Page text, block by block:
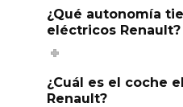
¿Qué autonomía
eléctricos Renault?
¿Cuál es el coche
Renault?